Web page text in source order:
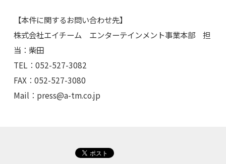
【本件に関するお問い合わせ先】
株式会社エイチーム エンターテインメント事業本部 担
当：柴田
TEL：052-527-3082
FAX：052-527-3080
Mail： press@a-tm.co.jp